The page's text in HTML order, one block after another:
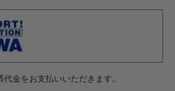
金をお支払いいただきます。